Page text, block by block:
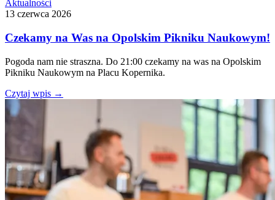
Aktualności
13 czerwca 2026
Czekamy na Was na Opolskim Pikniku Naukowym!
Pogoda nam nie straszna. Do 21:00 czekamy na was na Opolskim
Pikniku Naukowym na Placu Kopernika.
Czytaj wpis →